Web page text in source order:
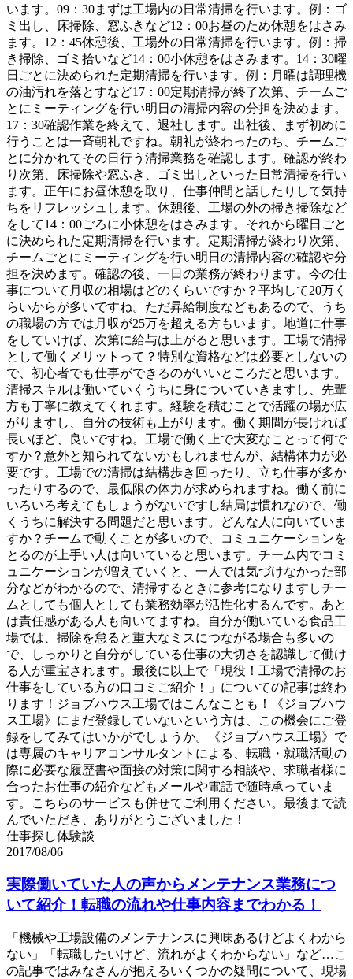
います。09：30まずは工場内の日常清掃を行います。例：ゴ
ミ出し、床掃除、窓ふきなど12：00お昼のため休憩をはさみ
ます。12：45休憩後、工場外の日常清掃を行います。例：掃
き掃除、ゴミ拾いなど14：00小休憩をはさみます。14：30曜
日ごとに決められた定期清掃を行います。例：月曜は調理機
の油汚れを落とすなど17：00定期清掃が終了次第、チームご
とにミーティングを行い明日の清掃内容の分担を決めます。
17：30確認作業を終えて、退社します。出社後、まず初めに
行うことは一斉朝礼ですね。朝礼が終わったのち、チームご
とに分かれてその日行う清掃業務を確認します。確認が終わ
り次第、床掃除や窓ふき、ゴミ出しといった日常清掃を行い
ます。正午にお昼休憩を取り、仕事仲間と話したりして気持
ちをリフレッシュします。休憩後、工場の外の掃き掃除など
をして14：00ごろに小休憩をはさみます。それから曜日ごと
に決められた定期清掃を行います。定期清掃が終わり次第、
チームごとにミーティングを行い明日の清掃内容の確認や分
担を決めます。確認の後、一日の業務が終わります。今の仕
事について月収の相場はどのくらいですか？平均して20万く
らいからが多いですね。ただ昇給制度などもあるので、うち
の職場の方では月収が25万を超える方もいます。地道に仕事
をしていけば、次第に給与は上がると思います。工場で清掃
として働くメリットって？特別な資格などは必要としないの
で、初心者でも仕事ができるのがいいところだと思います。
清掃スキルは働いていくうちに身についていきますし、先輩
方も丁寧に教えてくれます。経験を積むことで活躍の場が広
がりますし、自分の技術も上がります。働く期間が長ければ
長いほど、良いですね。工場で働く上で大変なことって何で
すか？意外と知られてないかもしれませんが、結構体力が必
要です。工場での清掃は結構歩き回ったり、立ち仕事が多か
ったりするので、最低限の体力が求められますね。働く前に
いろいろ考えてもしょうがないですし結局は慣れなので、働
くうちに解決する問題だと思います。どんな人に向いていま
すか？チームで動くことが多いので、コミュニケーションを
とるのが上手い人は向いていると思います。チーム内でコミ
ュニケーションが増えていくと、一人では気づけなかった部
分などがわかるので、清掃するときに参考になりますしチー
ムとしても個人としても業務効率が活性化するんです。あと
は責任感がある人も向いてますね。自分が働いている食品工
場では、掃除を怠ると重大なミスにつながる場合も多いの
で、しっかりと自分がしている仕事の大切さを認識して働け
る人が重宝されます。最後に以上で「現役！工場で清掃のお
仕事をしている方の口コミご紹介！」についての記事は終わ
ります！ジョブハウス工場ではこんなことも！《ジョブハウ
ス工場》にまだ登録していないという方は、この機会にご登
録をしてみてはいかがでしょうか。《ジョブハウス工場》で
は専属のキャリアコンサルタントによる、転職・就職活動の
際に必要な履歴書や面接の対策に関する相談や、求職者様に
合ったお仕事の紹介などもメールや電話で随時承っていま
す。こちらのサービスも併せてご利用ください。最後まで読
んでいただき、ありがとうございました！
仕事探し体験談
2017/08/06
実際働いていた人の声からメンテナンス業務につ
いて紹介！転職の流れや仕事内容までわかる！
「機械や工場設備のメンテナンスに興味あるけどよくわから
ない」「転職したいけど、流れがよくわからない」など…こ
の記事ではみなさんが抱えるいくつかの疑問について、現場